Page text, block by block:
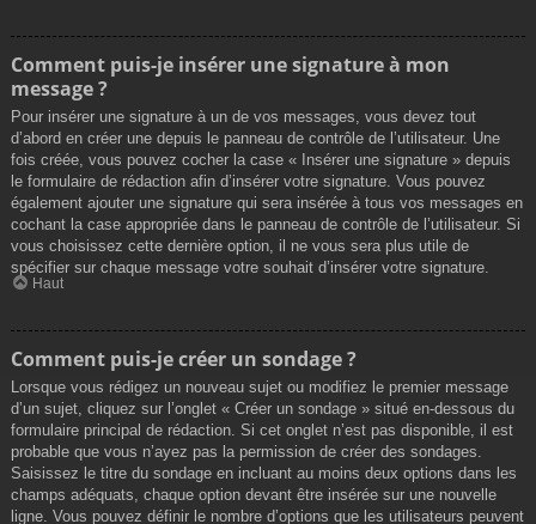
Comment puis-je insérer une signature à mon
message ?
Pour insérer une signature à un de vos messages, vous devez tout
d’abord en créer une depuis le panneau de contrôle de l’utilisateur. Une
fois créée, vous pouvez cocher la case « Insérer une signature » depuis
le formulaire de rédaction afin d’insérer votre signature. Vous pouvez
également ajouter une signature qui sera insérée à tous vos messages en
cochant la case appropriée dans le panneau de contrôle de l’utilisateur. Si
vous choisissez cette dernière option, il ne vous sera plus utile de
spécifier sur chaque message votre souhait d’insérer votre signature.
Haut
Comment puis-je créer un sondage ?
Lorsque vous rédigez un nouveau sujet ou modifiez le premier message
d’un sujet, cliquez sur l’onglet « Créer un sondage » situé en-dessous du
formulaire principal de rédaction. Si cet onglet n’est pas disponible, il est
probable que vous n’ayez pas la permission de créer des sondages.
Saisissez le titre du sondage en incluant au moins deux options dans les
champs adéquats, chaque option devant être insérée sur une nouvelle
ligne. Vous pouvez définir le nombre d’options que les utilisateurs peuvent